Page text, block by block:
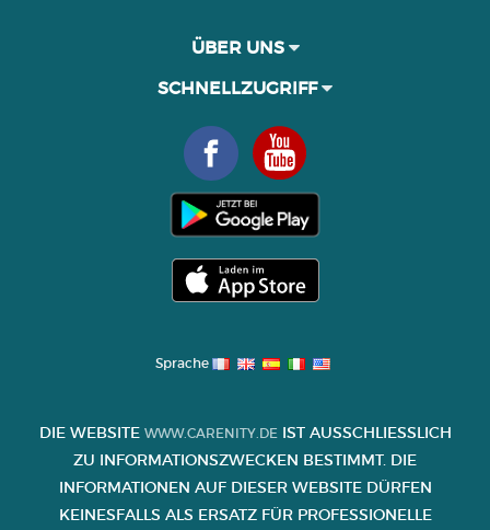
ÜBER UNS
SCHNELLZUGRIFF
Sprache
DIE WEBSITE WWW.CARENITY.DEIST AUSSCHLIESSLICH Z
U INFORMATIONSZWECKEN BESTIMMT. DIE I
NFORMATIONEN AUF DIESER WEBSITE DÜRFEN K
EINESFALLS ALS ERSATZ FÜR PROFESSIONELLE B